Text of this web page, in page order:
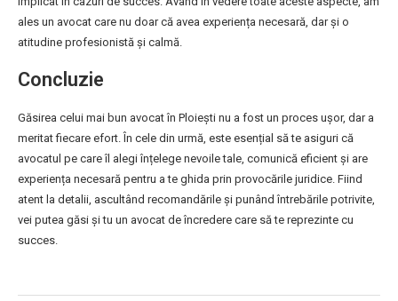
ales un avocat care nu doar că avea experiența necesară, dar și o
atitudine profesionistă și calmă.
Concluzie
Găsirea celui mai bun avocat în Ploiești nu a fost un proces ușor, dar a
meritat fiecare efort. În cele din urmă, este esențial să te asiguri că
avocatul pe care îl alegi înțelege nevoile tale, comunică eficient și are
experiența necesară pentru a te ghida prin provocările juridice. Fiind
atent la detalii, ascultând recomandările și punând întrebările potrivite,
vei putea găsi și tu un avocat de încredere care să te reprezinte cu
succes.